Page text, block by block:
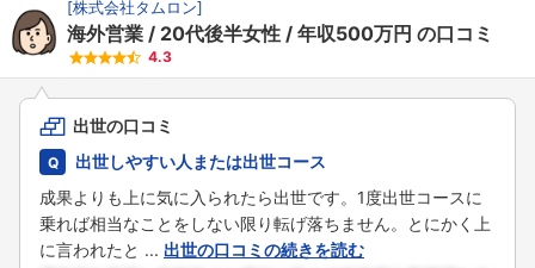
[株式会社タムロン]
海外営業 20代後半女性 年収500万円 の口コミ
4.3
出世の口コミ
出世しやすい人または出世コース
成果よりも上に気に入られたら出世です。1度出世コースに
乗れば相当なことをしない限り転げ落ちません。とにかく上
に言われたと ... 出世の口コミの続きを読む